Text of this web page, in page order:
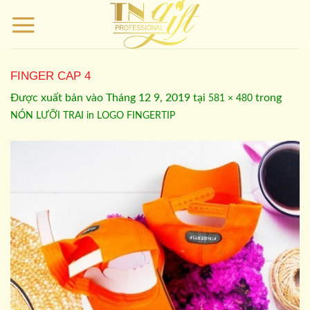
qua
FINGER CAP 4
Được xuất bản vào Tháng 12 9, 2019 tại 581 × 480 trong
NÓN LƯỠI TRAI in LOGO FINGERTIP